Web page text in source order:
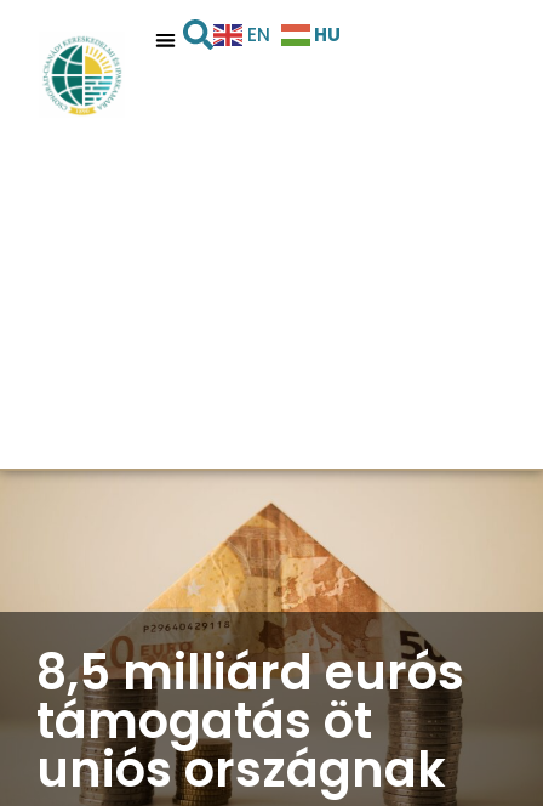
EN HU
8,5 milliárd eurós
támogatás öt
uniós országnak